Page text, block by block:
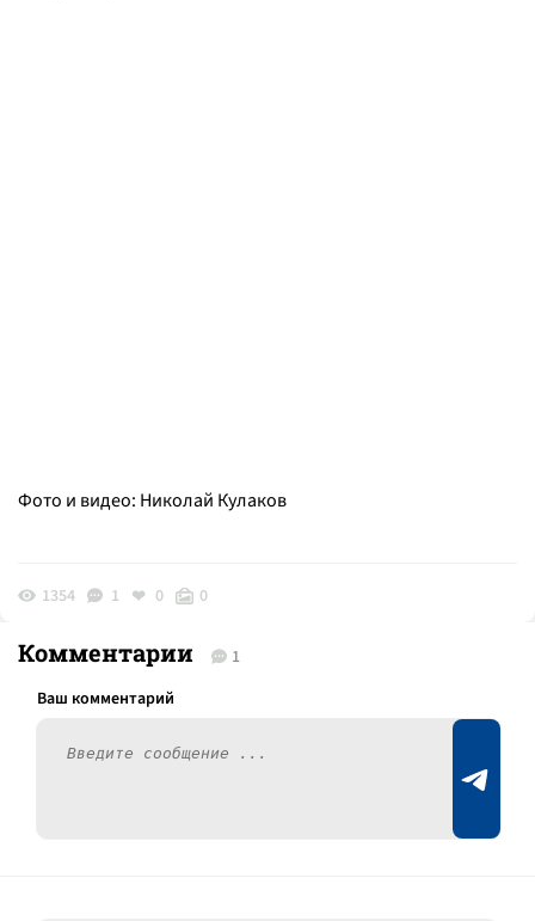
Фото и видео: Николай Кулаков
1354 1 0 0
Комментарии 1